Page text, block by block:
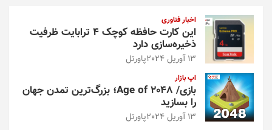
اخبار فناوری
این کارت حافظه کوچک ۴ ترابایت ظرفیت
ذخیره‌سازی دارد
13 آوریل 2024 پاورتل
اپ بازار
بازی/ Age of 2048؛ بزرگ‌ترین تمدن جهان
را بسازید
13 آوریل 2024 پاورتل